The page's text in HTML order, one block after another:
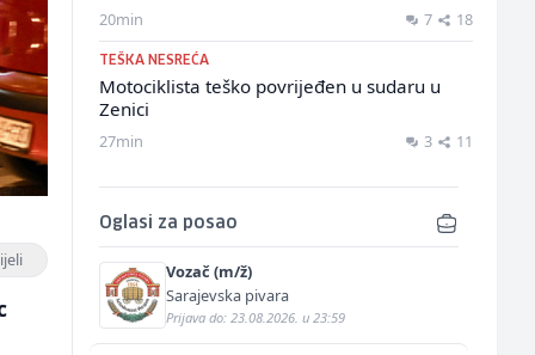
20min 7 18
TEŠKA NESREĆA
Motociklista teško povrijeđen u sudaru u
Zenici
27min 3 11
Oglasi za posao
Vozač (m/ž)
Sarajevska pivara
Prijava do: 23.08.2026. u 23:59